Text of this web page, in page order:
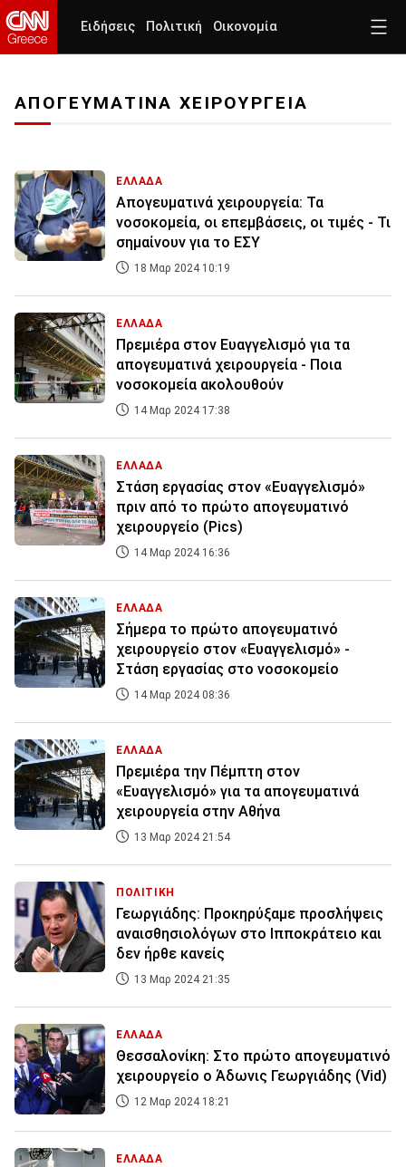
Ειδήσεις Πολιτική Οικονομία
ΑΠΟΓΕΥΜΑΤΙΝΑ ΧΕΙΡΟΥΡΓΕΙΑ
ΕΛΛΑΔΑ
Απογευματινά χειρουργεία: Τα
νοσοκομεία, οι επεμβάσεις, οι τιμές - Τι
σημαίνουν για το ΕΣΥ
18 Μαρ 2024 10:19
ΕΛΛΑΔΑ
Πρεμιέρα στον Ευαγγελισμό για τα
απογευματινά χειρουργεία - Ποια
νοσοκομεία ακολουθούν
14 Μαρ 2024 17:38
ΕΛΛΑΔΑ
Στάση εργασίας στον «Ευαγγελισμό»
πριν από το πρώτο απογευματινό
χειρουργείο (Pics)
14 Μαρ 2024 16:36
ΕΛΛΑΔΑ
Σήμερα το πρώτο απογευματινό
χειρουργείο στον «Ευαγγελισμό» -
Στάση εργασίας στο νοσοκομείο
14 Μαρ 2024 08:36
ΕΛΛΑΔΑ
Πρεμιέρα την Πέμπτη στον
«Ευαγγελισμό» για τα απογευματινά
χειρουργεία στην Αθήνα
13 Μαρ 2024 21:54
ΠΟΛΙΤΙΚΗ
Γεωργιάδης: Προκηρύξαμε προσλήψεις
αναισθησιολόγων στο Ιπποκράτειο και
δεν ήρθε κανείς
13 Μαρ 2024 21:35
ΕΛΛΑΔΑ
Θεσσαλονίκη: Στο πρώτο απογευματινό
χειρουργείο ο Άδωνις Γεωργιάδης (Vid)
12 Μαρ 2024 18:21
ΕΛΛΑΔΑ